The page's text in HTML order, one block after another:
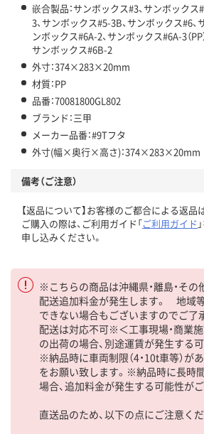
嵌合製品：サンボックス#3、サンボックス
3、サンボックス#5-3B、サンボックス#6、
ンボックス#6A-2、サンボックス#6A-3（PP
サンボックス#6B-2
外寸：374×283×20mm
材質：PP
品番：70081800GL802
ブランド：三甲
メーカー品番：#9Tフタ
外寸(幅×奥行×高さ)：374×283×20mm
備考（ご注意）
【返品について】お客様のご都合による返品
ご購入の際は、ご利用ガイド「ご利用ガイド
申し込みください。
※こちらの商品は沖縄県・離島・その
配送追加料金が発生します。 地域
できない場合もございますのでご
配送は対応不可※＜工事現場・商業
の出荷の場合、別途運賃が発生する
※納品時に車両制限（4・10t車等）が
をお願い致します。※納品時に長時
場合、追加料金が発生する可能性がご
直送品のため、以下の点にご注意くだ